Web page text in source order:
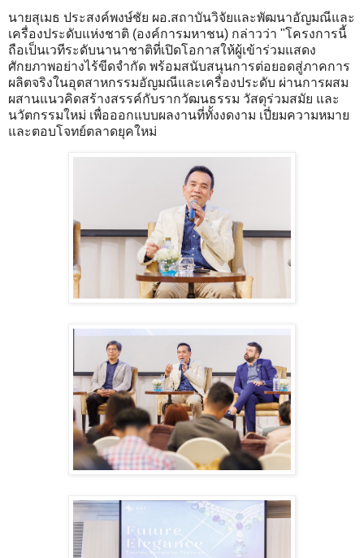
นายสุเมธ ประสงค์พงษ์ชัย ผอ.สถาบันวิจัยและพัฒนาอัญมณีและ
เครื่องประดับแห่งชาติ (องค์การมหาชน) กล่าวว่า "โครงการนี้
ถือเป็นเวทีระดับนานาชาติที่เปิดโอกาสให้ผู้เข้าร่วมแสดง
ศักยภาพอย่างไร้ขีดจำกัด พร้อมสนับสนุนการต่อยอดสู่ภาคการ
ผลิตจริงในอุตสาหกรรมอัญมณีและเครื่องประดับ ผ่านการผสม
ผสานแนวคิดสร้างสรรค์กับรากวัฒนธรรม วัสดุร่วมสมัย และ
นวัตกรรมใหม่ เพื่อออกแบบผลงานที่ทั้งงดงาม เปี่ยมความหมาย
และตอบโจทย์ตลาดยุคใหม่